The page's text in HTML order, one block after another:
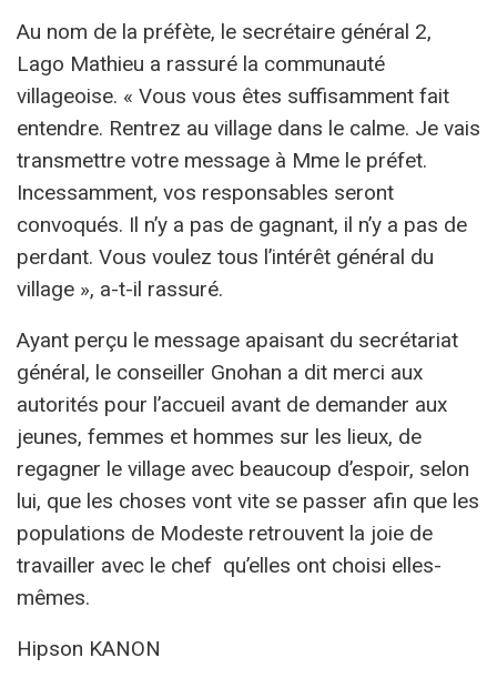
Au nom de la préfète, le secrétaire général 2,
Lago Mathieu a rassuré la communauté
villageoise. « Vous vous êtes suffisamment fait
entendre. Rentrez au village dans le calme. Je vais
transmettre votre message à Mme le préfet.
Incessamment, vos responsables seront
convoqués. Il n’y a pas de gagnant, il n’y a pas de
perdant. Vous voulez tous l’intérêt général du
village », a-t-il rassuré.
Ayant perçu le message apaisant du secrétariat
général, le conseiller Gnohan a dit merci aux
autorités pour l’accueil avant de demander aux
jeunes, femmes et hommes sur les lieux, de
regagner le village avec beaucoup d’espoir, selon
lui, que les choses vont vite se passer afin que les
populations de Modeste retrouvent la joie de
travailler avec le chef qu’elles ont choisi elles-
mêmes.
Hipson KANON